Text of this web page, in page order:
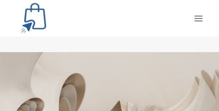
Przejdź